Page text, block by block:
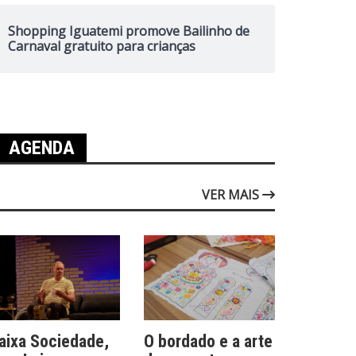
Shopping Iguatemi promove Bailinho de
Carnaval gratuito para crianças
AGENDA
VER MAIS
Sociedade,
O bordado e a arte